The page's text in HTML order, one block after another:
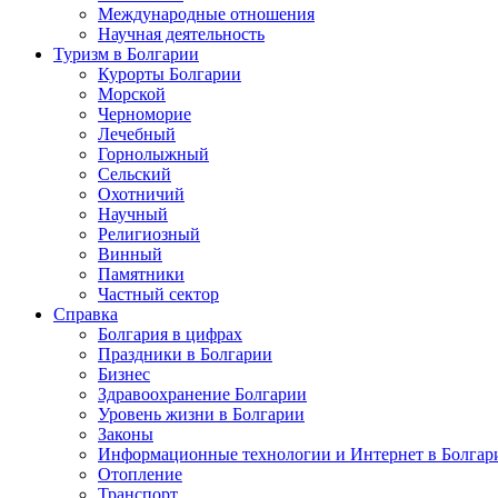
Международные отношения
Научная деятельность
Туризм в Болгарии
Курорты Болгарии
Морской
Черноморие
Лечебный
Горнолыжный
Сельский
Охотничий
Научный
Религиозный
Винный
Памятники
Частный сектор
Справка
Болгария в цифрах
Праздники в Болгарии
Бизнес
Здравоохранение Болгарии
Уровень жизни в Болгарии
Законы
Информационные технологии и Интернет в
Отопление
Транспорт